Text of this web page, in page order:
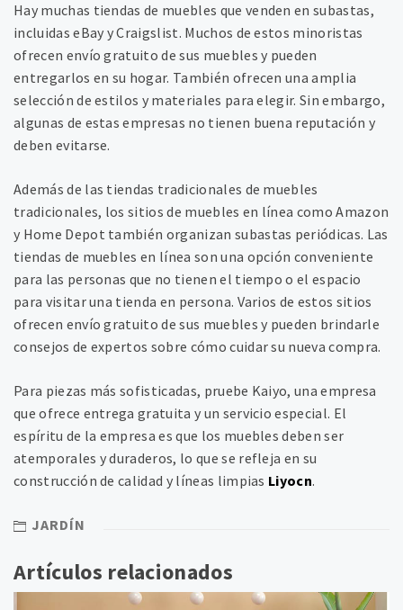
Hay muchas tiendas de muebles que venden en subastas,
incluidas eBay y Craigslist. Muchos de estos minoristas
ofrecen envío gratuito de sus muebles y pueden
entregarlos en su hogar. También ofrecen una amplia
selección de estilos y materiales para elegir. Sin embargo,
algunas de estas empresas no tienen buena reputación y
deben evitarse.
Además de las tiendas tradicionales de muebles
tradicionales, los sitios de muebles en línea como Amazon
y Home Depot también organizan subastas periódicas. Las
tiendas de muebles en línea son una opción conveniente
para las personas que no tienen el tiempo o el espacio
para visitar una tienda en persona. Varios de estos sitios
ofrecen envío gratuito de sus muebles y pueden brindarle
consejos de expertos sobre cómo cuidar su nueva compra.
Para piezas más sofisticadas, pruebe Kaiyo, una empresa
que ofrece entrega gratuita y un servicio especial. El
espíritu de la empresa es que los muebles deben ser
atemporales y duraderos, lo que se refleja en su
construcción de calidad y líneas limpias Liyocn.
JARDÍN
Artículos relacionados